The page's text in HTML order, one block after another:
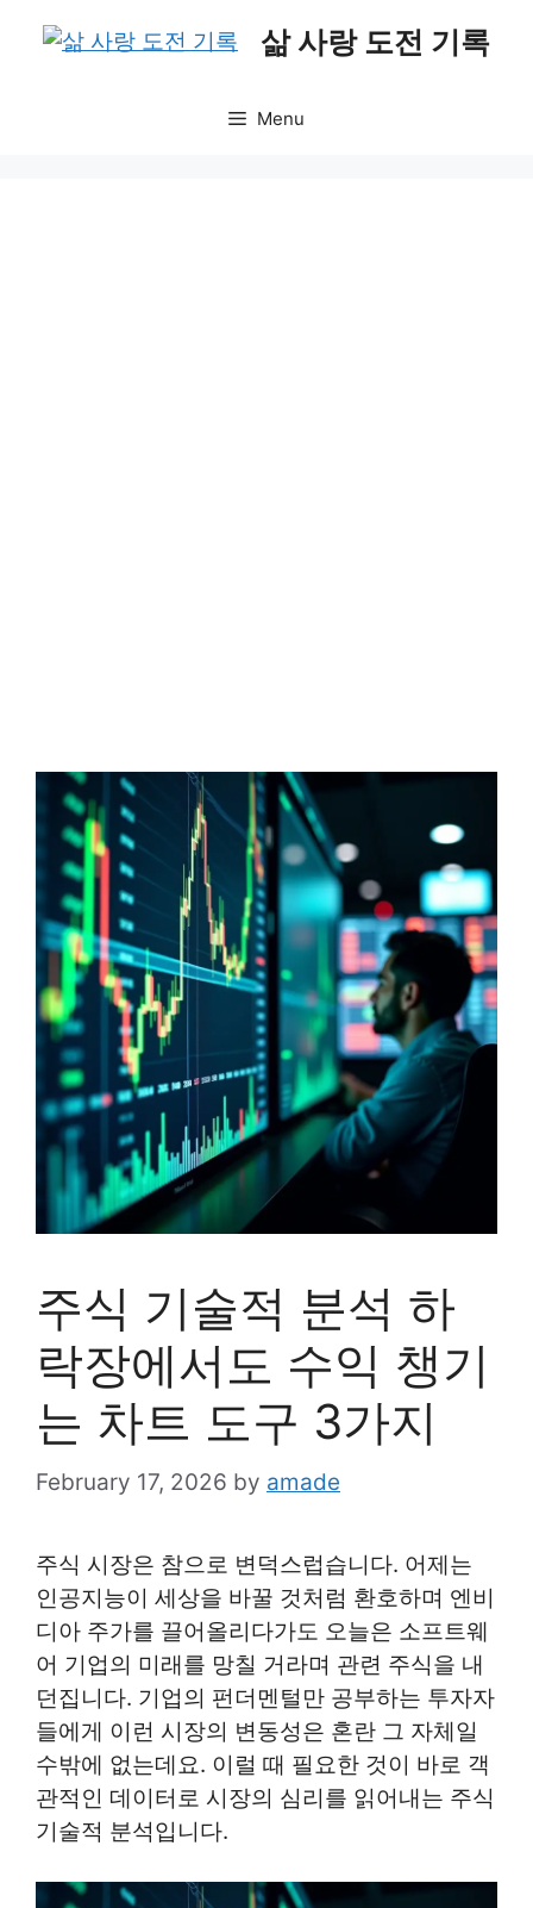
삶 사랑 도전 기록
Menu
주식 기술적 분석 하
락장에서도 수익 챙기
는 차트 도구 3가지
February 17, 2026 by amade
주식 시장은 참으로 변덕스럽습니다. 어제는
인공지능이 세상을 바꿀 것처럼 환호하며 엔비
디아 주가를 끌어올리다가도 오늘은 소프트웨
어 기업의 미래를 망칠 거라며 관련 주식을 내
던집니다. 기업의 펀더멘털만 공부하는 투자자
들에게 이런 시장의 변동성은 혼란 그 자체일
수밖에 없는데요. 이럴 때 필요한 것이 바로 객
관적인 데이터로 시장의 심리를 읽어내는 주식
기술적 분석입니다.